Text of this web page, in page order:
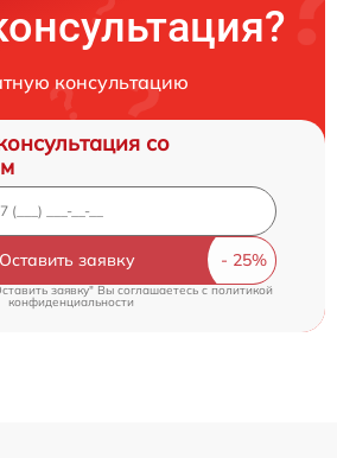
консультацию
со
Оставить заявку
заявку" Вы соглашаетесь cполитикой
конфиденциальности